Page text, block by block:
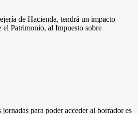
de Hacienda, tendrá un impacto
el Patrimonio, al Impuesto sobre
para poder acceder al borrador es